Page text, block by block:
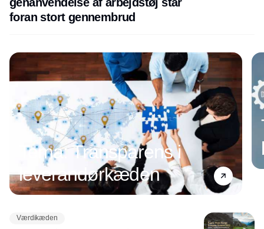
foran stort gennembrud
Tema: Transparens i
leverandørkæden
Værdikæden